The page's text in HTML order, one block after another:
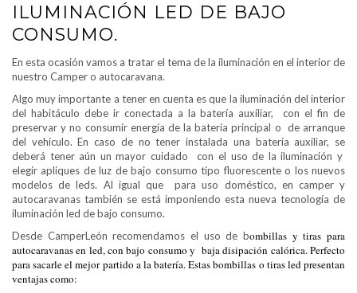
ILUMINACIÓN LED DE BAJO
CONSUMO.
En esta ocasión vamos a tratar el tema de la iluminación en el interior de
nuestro Camper o autocaravana.
Algo muy importante a tener en cuenta es que la iluminación del interior
del habitáculo debe ir conectada a la batería auxiliar, con el fin de
preservar y no consumir energía de la batería principal o de arranque
del vehículo. En caso de no tener instalada una batería auxiliar, se
deberá tener aún un mayor cuidado con el uso de la iluminación y
elegir apliques de luz de bajo consumo tipo fluorescente o los nuevos
modelos de leds. Al igual que para uso doméstico, en camper y
autocaravanas también se está imponiendo esta nueva tecnología de
iluminación led de bajo consumo.
Desde CamperLeón recomendamos el uso de bombillas y tiras para
autocaravanas en led, con bajo consumo y baja disipación calórica. Perfecto
para sacarle el mejor partido a la batería. Estas bombillas o tiras led presentan
ventajas como: